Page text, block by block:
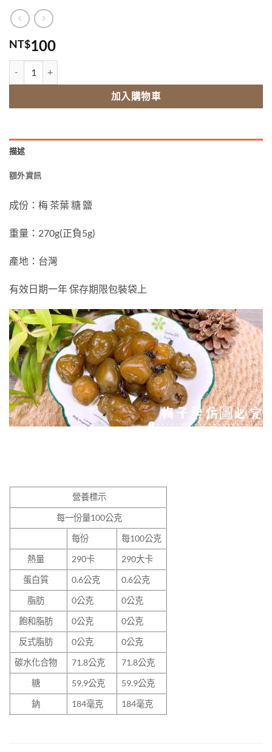
NT$100
加入購物車
描述
額外資訊
成份：梅 茶葉 糖 鹽
重量：270g(正負5g)
產地：台灣
有效日期一年 保存期限包裝袋上
營養標示
每一份量100公克
每份
每100公克
熱量
290卡
290大卡
蛋白質
0.6公克
0.6公克
脂肪
0公克
0公克
飽和脂肪
0公克
0公克
反式脂肪
0公克
0公克
碳水化合物
71.8公克
71.8公克
糖
59.9公克
59.9公克
鈉
184毫克 184毫克